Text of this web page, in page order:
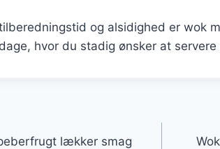
og alsidighed er wok
hvor du stadig ønsker at
lækker smag